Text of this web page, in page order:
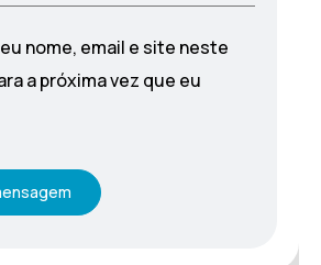
nome, email e site neste
a próxima vez que eu